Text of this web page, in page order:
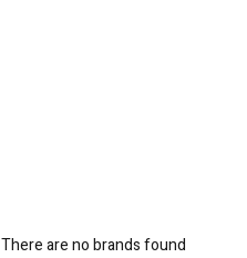
There are no brands found